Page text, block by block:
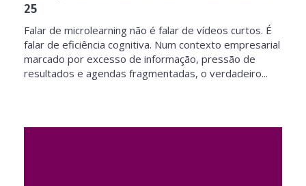
25
Falar de microlearning não é falar de vídeos curtos. É
falar de eficiência cognitiva. Num contexto empresarial
marcado por excesso de informação, pressão de
resultados e agendas fragmentadas, o verdadeiro...